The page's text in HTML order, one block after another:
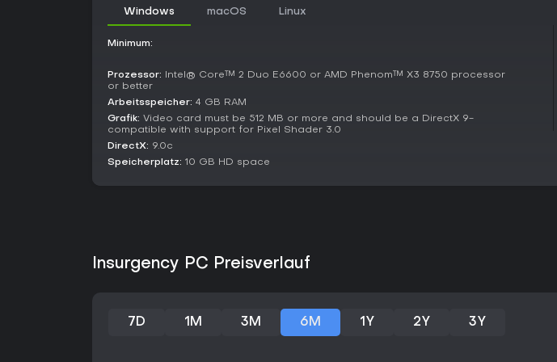
Windows macOS Linux
Minimum:
Prozessor: Intel® Core™ 2 Duo E6600 or AMD Phenom™ X3 8750 processor
or better
Arbeitsspeicher: 4 GB RAM
Grafik: Video card must be 512 MB or more and should be a DirectX 9-
compatible with support for Pixel Shader 3.0
DirectX: 9.0c
Speicherplatz: 10 GB HD space
Insurgency PC Preisverlauf
7D 1M 3M 6M 1Y 2Y 3Y